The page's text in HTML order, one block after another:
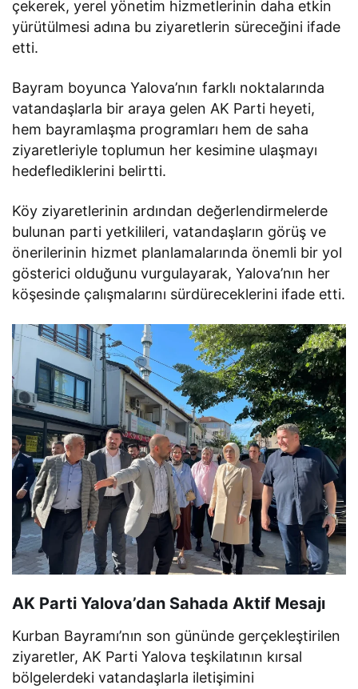
çekerek, yerel yönetim hizmetlerinin daha etkin
yürütülmesi adına bu ziyaretlerin süreceğini ifade
etti.
Bayram boyunca Yalova’nın farklı noktalarında
vatandaşlarla bir araya gelen AK Parti heyeti,
hem bayramlaşma programları hem de saha
ziyaretleriyle toplumun her kesimine ulaşmayı
hedeflediklerini belirtti.
Köy ziyaretlerinin ardından değerlendirmelerde
bulunan parti yetkilileri, vatandaşların görüş ve
önerilerinin hizmet planlamalarında önemli bir yol
gösterici olduğunu vurgulayarak, Yalova’nın her
köşesinde çalışmalarını sürdüreceklerini ifade etti.
AK Parti Yalova’dan Sahada Aktif Mesajı
Kurban Bayramı’nın son gününde gerçekleştirilen
ziyaretler, AK Parti Yalova teşkilatının kırsal
bölgelerdeki vatandaşlarla iletişimini